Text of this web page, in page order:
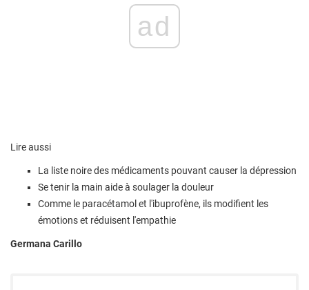
ad
Lire aussi
La liste noire des médicaments pouvant causer la dépression
Se tenir la main aide à soulager la douleur
Comme le paracétamol et l'ibuprofène, ils modifient les
émotions et réduisent l'empathie
Germana Carillo